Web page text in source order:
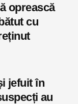
oprească
cu
jefuit în
au